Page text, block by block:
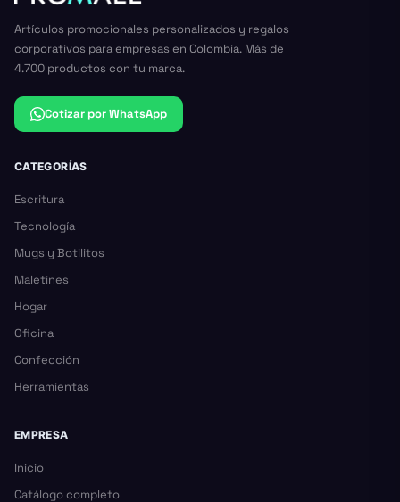
Artículos promocionales personalizados y regalos
corporativos para empresas en Colombia. Más de
4.700 productos con tu marca.
Cotizar por WhatsApp
CATEGORÍAS
Escritura
Tecnología
Mugs y Botilitos
Maletines
Hogar
Oficina
Confección
Herramientas
EMPRESA
Inicio
Catálogo completo